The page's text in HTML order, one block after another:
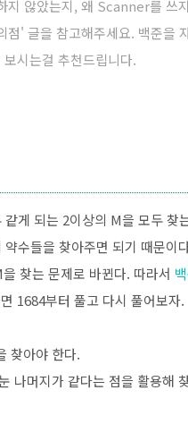
지 않았는지, 왜 Scanner를
점' 글을 참고해주세요. 백준을
시는걸 추천드립니다.
게 되는 2이상의 M을 모두 찾
수들을 찾아주면 되기 때문이
찾는 문제로 바뀐다. 따라서
1684부터 풀고 다시 풀어보자.
찾아야 한다.
나머지가 같다는 점을 활용해